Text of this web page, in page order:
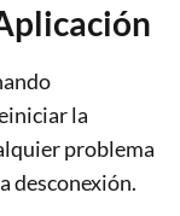
la
problema
desconexión.